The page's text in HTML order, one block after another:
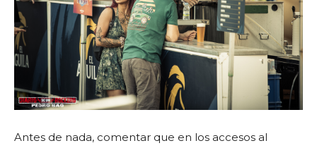
Antes de nada, comentar que en los accesos al